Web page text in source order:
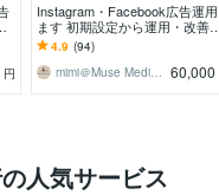
円
Instagram・Facebook広告運用
ます 初期設定から運用・改善ま
で一貫サポート
4.9 (94)
mimi＠Muse Media Ltd． 60,000
人気サービス